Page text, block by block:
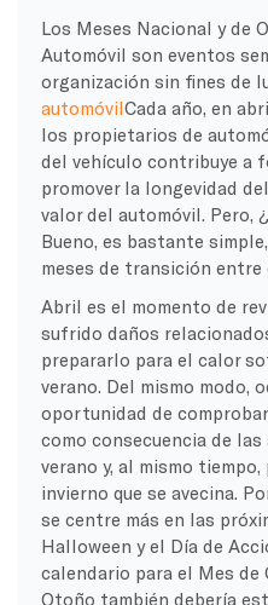
Los Meses Nacional y de
Automóvil son eventos
organización sin fines de
automóvilCada año, en
los propietarios de
del vehículo contribuye a
promover la longevidad
valor del automóvil. Pero,
Bueno, es bastante
meses de transición entre
Abril es el momento de
sufrido daños
prepararlo para el calor
verano. Del mismo modo,
oportunidad de
como consecuencia de
verano y, al mismo
invierno que se avecina.
se centre más en las
Halloween y el Día de
calendario para el Mes de
Otoño también debería